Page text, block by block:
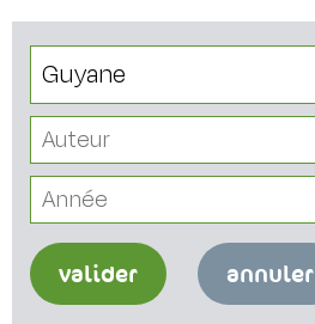
Auteur
Année
valider annuler